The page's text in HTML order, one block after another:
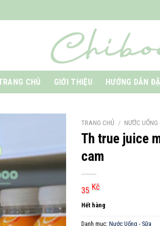
CHỦ GIỚI THIỆU HƯỚNG DẪN
TRANG CHỦ / NƯỚC UỐNG
Th true juice
cam
35 Kč
Hết hàng
Danh mục: Nước Uống - Sữa